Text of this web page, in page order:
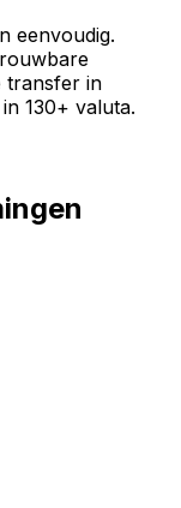
eenvoudig.
transfer in
130+ valuta.